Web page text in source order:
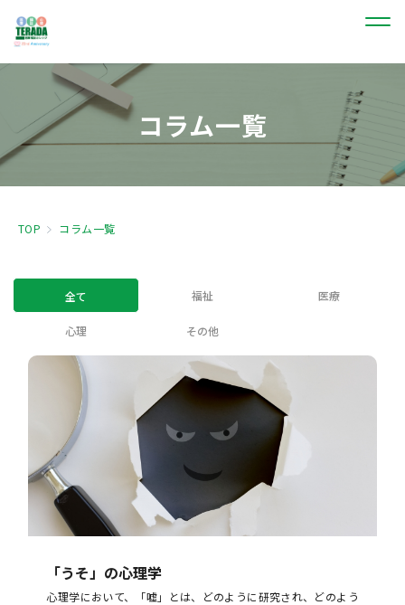
コラム一覧
TOP コラム一覧
全て 福祉 医療
心理 その他
「うそ」の心理学
心理学において、「嘘」とは、どのように研究され、どのよう